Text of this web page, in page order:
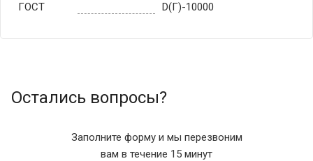
ГОСТ
D(Г)-10000
Остались вопросы?
Заполните форму и мы перезвоним
вам в течение 15 минут